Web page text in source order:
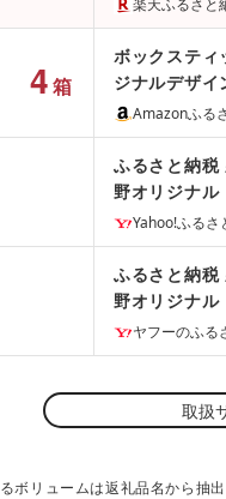
楽天ふるさと
阪府 泉佐野
4箱
Amazonふる
ボックステ
ジナルデザ
ティッシュペ
Yahoo!ふるさ
ふるさと納
野オリジナル
ヤフーのふる
ふるさと納
野オリジナル
取扱
ボリュームは返礼品名から抽